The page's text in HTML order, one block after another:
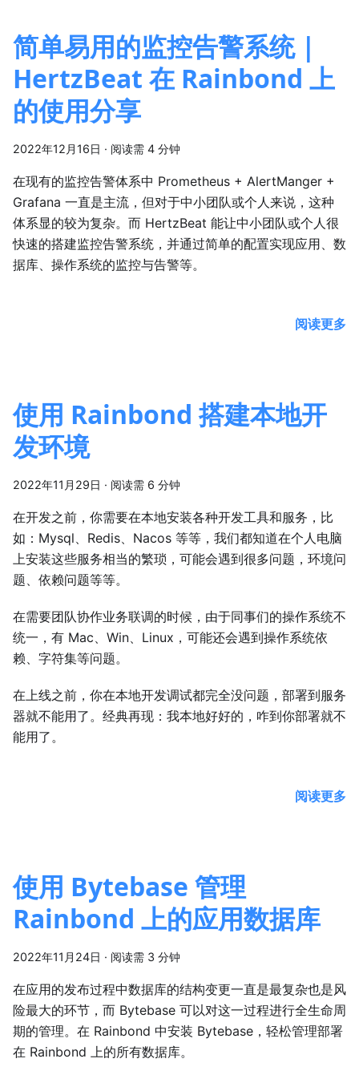
简单易用的监控告警系统 |
HertzBeat 在 Rainbond 上
的使用分享
2022年12月16日 · 阅读需 4 分钟
在现有的监控告警体系中 Prometheus + AlertManger +
Grafana 一直是主流，但对于中小团队或个人来说，这种
体系显的较为复杂。而 HertzBeat 能让中小团队或个人很
快速的搭建监控告警系统，并通过简单的配置实现应用、数
据库、操作系统的监控与告警等。
阅读更多
使用 Rainbond 搭建本地开
发环境
2022年11月29日 · 阅读需 6 分钟
在开发之前，你需要在本地安装各种开发工具和服务，比
如：Mysql、Redis、Nacos 等等，我们都知道在个人电脑
上安装这些服务相当的繁琐，可能会遇到很多问题，环境问
题、依赖问题等等。
在需要团队协作业务联调的时候，由于同事们的操作系统不
统一，有 Mac、Win、Linux，可能还会遇到操作系统依
赖、字符集等问题。
在上线之前，你在本地开发调试都完全没问题，部署到服务
器就不能用了。经典再现：我本地好好的，咋到你部署就不
能用了。
阅读更多
使用 Bytebase 管理
Rainbond 上的应用数据库
2022年11月24日 · 阅读需 3 分钟
在应用的发布过程中数据库的结构变更一直是最复杂也是风
险最大的环节，而 Bytebase 可以对这一过程进行全生命周
期的管理。在 Rainbond 中安装 Bytebase，轻松管理部署
在 Rainbond 上的所有数据库。